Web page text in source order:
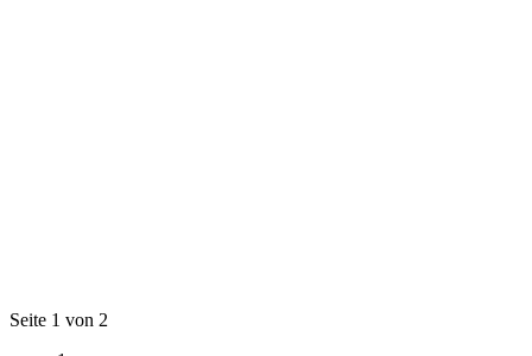
Seite 1 von 2